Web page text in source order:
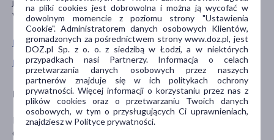
Pokaż wszystkie produkty HELPA
Pokaż wszystkie produkty linii Czary Mamy marki Helpa
Producent
HELPA SPÓŁKA Z OGRANICZONĄ
ODPOWIEDZIALNOŚCIĄ
jakość produktu. Produkt może zbrylać się naturalnie pod
wpływem wilgoci – wystarczy rozbić łyżką.
na pliki cookies jest dobrowolna i można ją wycofać w
dowolnym momencie z poziomu strony "Ustawienia
Cookie". Administratorem danych osobowych Klientów,
gromadzonych za pośrednictwem strony www.doz.pl, jest
DOZ.pl Sp. z o. o. z siedzibą w Łodzi, a w niektórych
przypadkach nasi Partnerzy. Informacja o celach
przetwarzania danych osobowych przez naszych
partnerów znajduje się w ich politykach ochrony
prywatności. Więcej informacji o korzystaniu przez nas z
plików cookies oraz o przetwarzaniu Twoich danych
osobowych, w tym o przysługujących Ci uprawnieniach,
znajdziesz w Polityce prywatności.